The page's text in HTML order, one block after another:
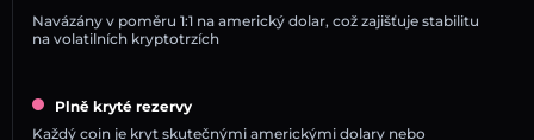
Navázány v poměru 1:1 na americký dolar, což zajišťuje stabilitu
na volatilních kryptotrzích
Plně kryté rezervy
Každý coin je kryt skutečnými americkými dolary nebo